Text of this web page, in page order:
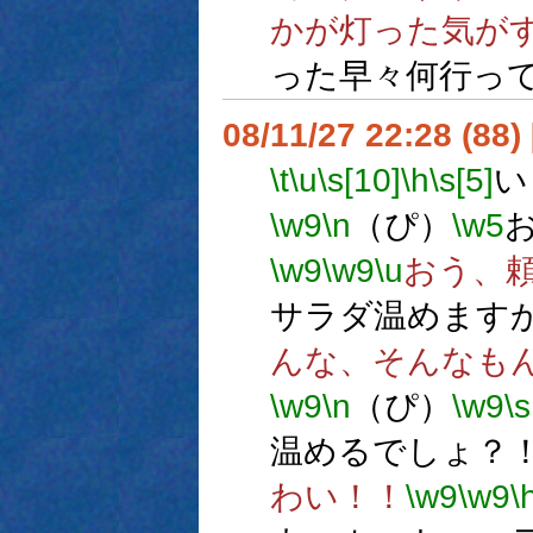
かが灯った気が
った早々何行っ
08/11/27 22:28 (88)
\t\u\s[10]\h\s[5]
\w9\n （ぴ） \w5
\w9\w9\uおう、
サラダ温めます
んな、そんなも
\w9\n （ぴ） \w9
温めるでしょ？
わい！！ \w9\w9